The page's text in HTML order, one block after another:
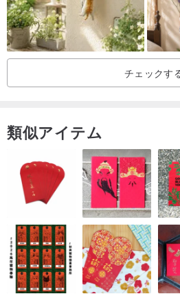
チェックす
類似アイテム